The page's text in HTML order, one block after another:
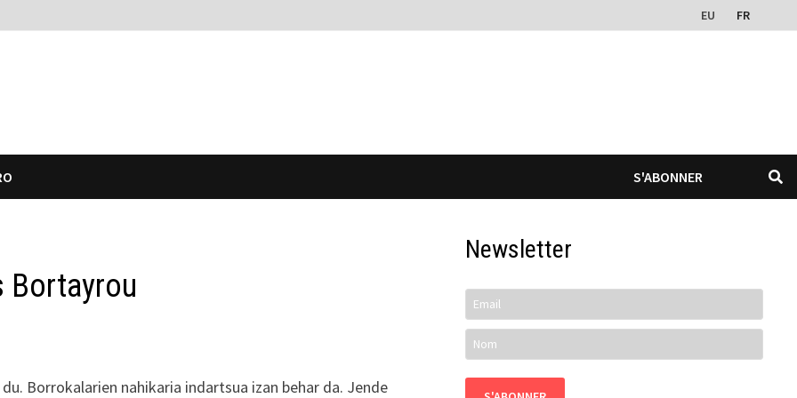
EU FR
S'ABONNER
Bortayrou
Borrokalarien nahikaria indartsua izan behar da. Jende
Newsletter